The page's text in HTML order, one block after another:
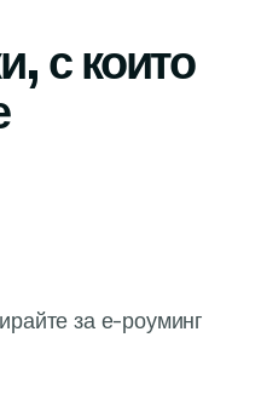
с които
за е-роуминг